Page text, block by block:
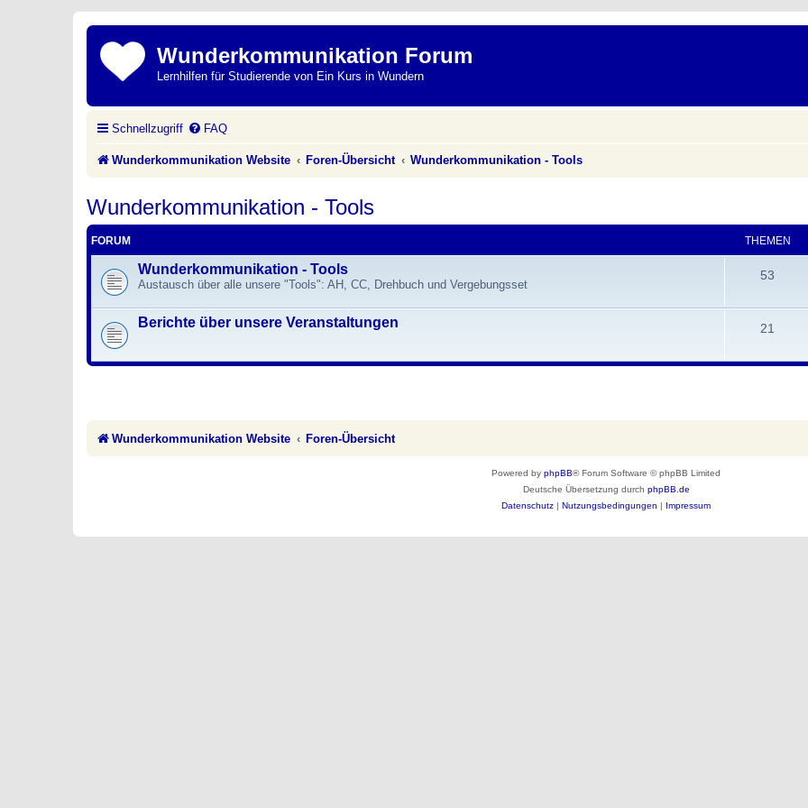
Wunderkommunikation Forum
Lernhilfen für Studierende von Ein Kurs in Wundern
Schnellzugriff FAQ
Wunderkommunikation Website Foren-Übersicht Wunderkommunikation - Tools
Wunderkommunikation - Tools
FORUM THEMEN
Wunderkommunikation - Tools
Austausch über alle unsere "Tools": AH, CC, Drehbuch und Vergebungsset
53
Berichte über unsere Veranstaltungen 21
Wunderkommunikation Website Foren-Übersicht
Powered by phpBB® Forum Software © phpBB Limited
Deutsche Übersetzung durch phpBB.de
Datenschutz | Nutzungsbedingungen | Impressum